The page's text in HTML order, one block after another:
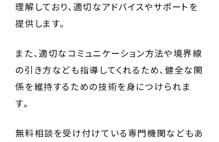
理解しており、適切なアドバイスやサポートを
提供します。
また、適切なコミュニケーション方法や境界線
の引き方なども指導してくれるため、健全な関
係を維持するための技術を身につけられま
す。
無料相談を受け付けている専門機関などもあ